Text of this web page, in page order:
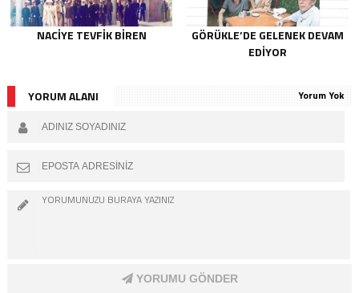
NACIYE TEVFIK BIREN
GÖRÜKLE’DE GELENEK DEVAM
EDIYOR
YORUM ALANI Yorum Yok
YORUMU GÖNDER